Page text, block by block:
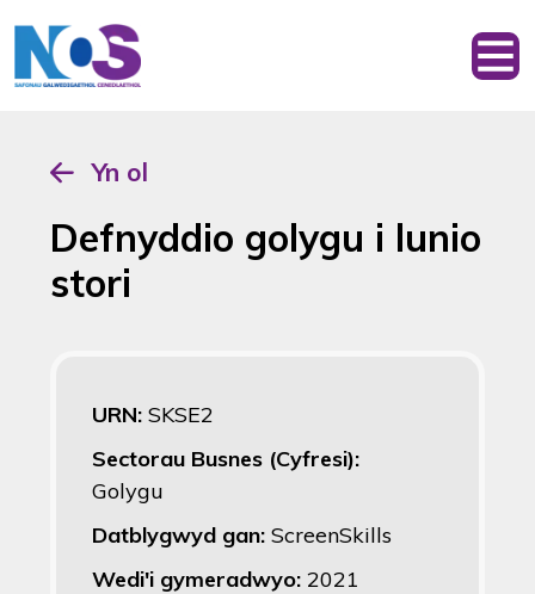
Yn ol
Defnyddio golygu i lunio
stori
URN: SKSE2
Sectorau Busnes (Cyfresi):
Golygu
Datblygwyd gan: ScreenSkills
Wedi'i gymeradwyo: 2021